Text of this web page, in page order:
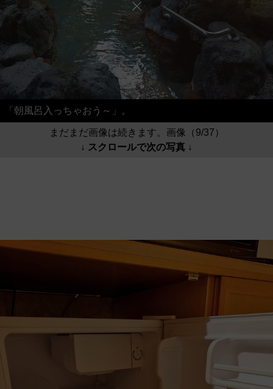
「朝風呂入っちゃおう～」。
まだまだ画像は続きます。画像（9/37）
↓ スクロールで次の写真 ↓